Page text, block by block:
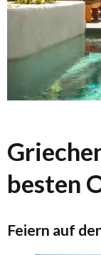
besten
Feiern auf